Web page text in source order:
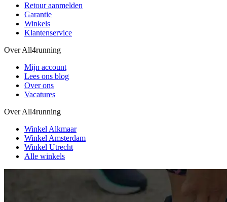
Retour aanmelden
Garantie
Winkels
Klantenservice
Over All4running
Mijn account
Lees ons blog
Over ons
Vacatures
Over All4running
Winkel Alkmaar
Winkel Amsterdam
Winkel Utrecht
Alle winkels